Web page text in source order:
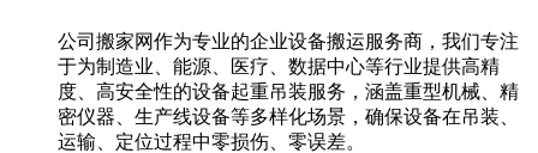
公司搬家网作为专业的企业设备搬运服务商，我们专注
于为制造业、能源、医疗、数据中心等行业提供高精
度、高安全性的设备起重吊装服务，涵盖重型机械、精
密仪器、生产线设备等多样化场景，确保设备在吊装、
运输、定位过程中零损伤、零误差。